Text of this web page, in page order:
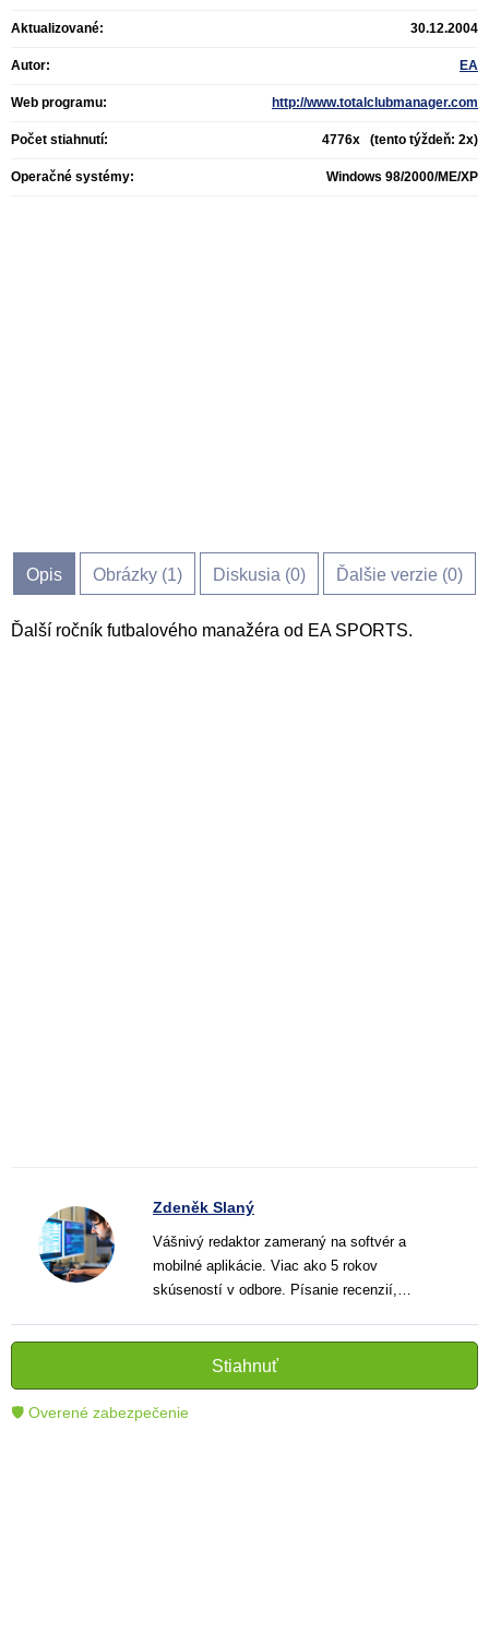
Aktualizované: 30.12.2004
Autor: EA
Web programu: http://www.totalclubmanager.com
Počet stiahnutí: 4776x (tento týždeň: 2x)
Operačné systémy: Windows 98/2000/ME/XP
Opis Obrázky (1) Diskusia (0) Ďalšie verzie (0)
Ďalší ročník futbalového manažéra od EA SPORTS.
Zdeněk Slaný
Vášnivý redaktor zameraný na softvér a
mobilné aplikácie. Viac ako 5 rokov
skúseností v odbore. Písanie recenzií,
informatívnych textov, ktoré pomáhajú
čitateľom lepšie porozumieť a využiť moderné
technológie.
Stiahnuť
🛡 Overené zabezpečenie